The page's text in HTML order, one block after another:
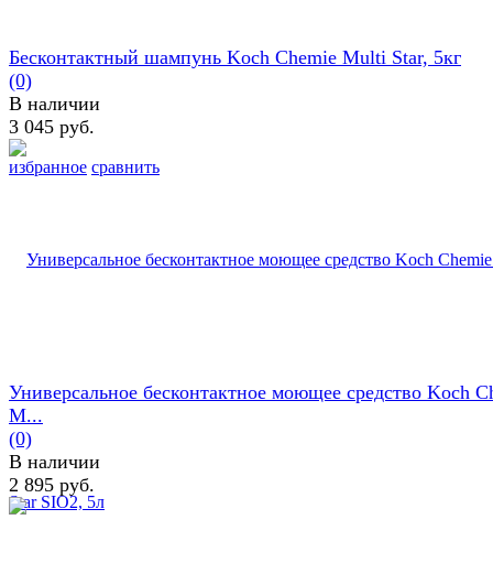
избранное сравнить
Бесконтактный шампунь Koch Chemie Multi Star, 5кг
(0)
В наличии
3 045 руб.
Универсальное бесконтактное моющее средство Koch
M...
(0)
В наличии
2 895 руб.